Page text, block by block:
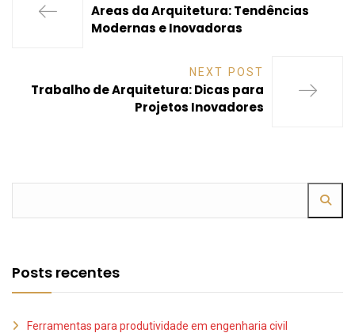
Areas da Arquitetura: Tendências
Modernas e Inovadoras
NEXT POST
Trabalho de Arquitetura: Dicas para
Projetos Inovadores
Posts recentes
Ferramentas para produtividade em engenharia civil